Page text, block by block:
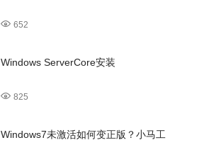
652
Windows ServerCore安装
825
Windows7未激活如何变正版？小马工